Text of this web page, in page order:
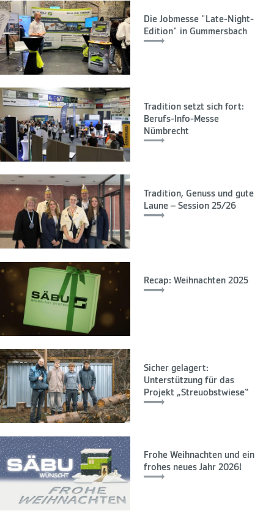
Die Jobmesse "Late-Night-
Edition" in Gummersbach
Tradition setzt sich fort:
Berufs-Info-Messe
Nümbrecht
Tradition, Genuss und gute
Laune – Session 25/26
Recap: Weihnachten 2025
Sicher gelagert:
Unterstützung für das
Projekt „Streuobstwiese“
Frohe Weihnachten und ein
frohes neues Jahr 2026!